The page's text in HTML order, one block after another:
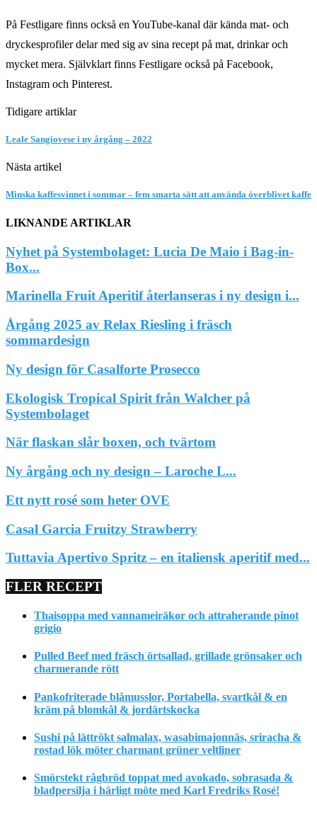
På Festligare finns också en YouTube-kanal där kända mat- och
dryckesprofiler delar med sig av sina recept på mat, drinkar och
mycket mera. Självklart finns Festligare också på Facebook,
Instagram och Pinterest.
Tidigare artiklar
Leale Sangiovese i ny årgång – 2022
Nästa artikel
Minska kaffesvinnet i sommar – fem smarta sätt att använda överblivet kaffe
LIKNANDE ARTIKLAR
Nyhet på Systembolaget: Lucia De Maio i Bag-in-
Box...
Marinella Fruit Aperitif återlanseras i ny design i...
Årgång 2025 av Relax Riesling i fräsch
sommardesign
Ny design för Casalforte Prosecco
Ekologisk Tropical Spirit från Walcher på
Systembolaget
När flaskan slår boxen, och tvärtom
Ny årgång och ny design – Laroche L...
Ett nytt rosé som heter OVE
Casal Garcia Fruitzy Strawberry
Tuttavia Apertivo Spritz – en italiensk aperitif med...
FLER RECEPT
Thaisoppa med vannameiräkor och attraherande pinot
grigio
Pulled Beef med fräsch örtsallad, grillade grönsaker och
charmerande rött
Pankofriterade blåmusslor, Portabella, svartkål & en
kräm på blomkål & jordärtskocka
Sushi på lättrökt salmalax, wasabimajonnäs, sriracha &
rostad lök möter charmant grüner veltliner
Smörstekt rågbröd toppat med avokado, sobrasada &
bladpersilja i härligt möte med Karl Fredriks Rosé!